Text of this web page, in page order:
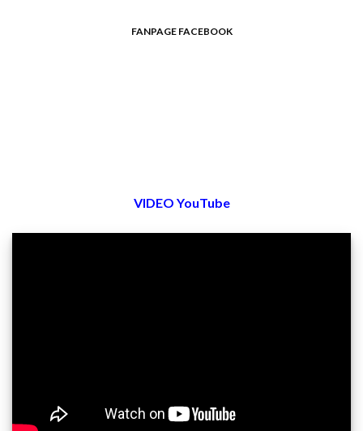
FANPAGE FACEBOOK
VIDEO YouTube